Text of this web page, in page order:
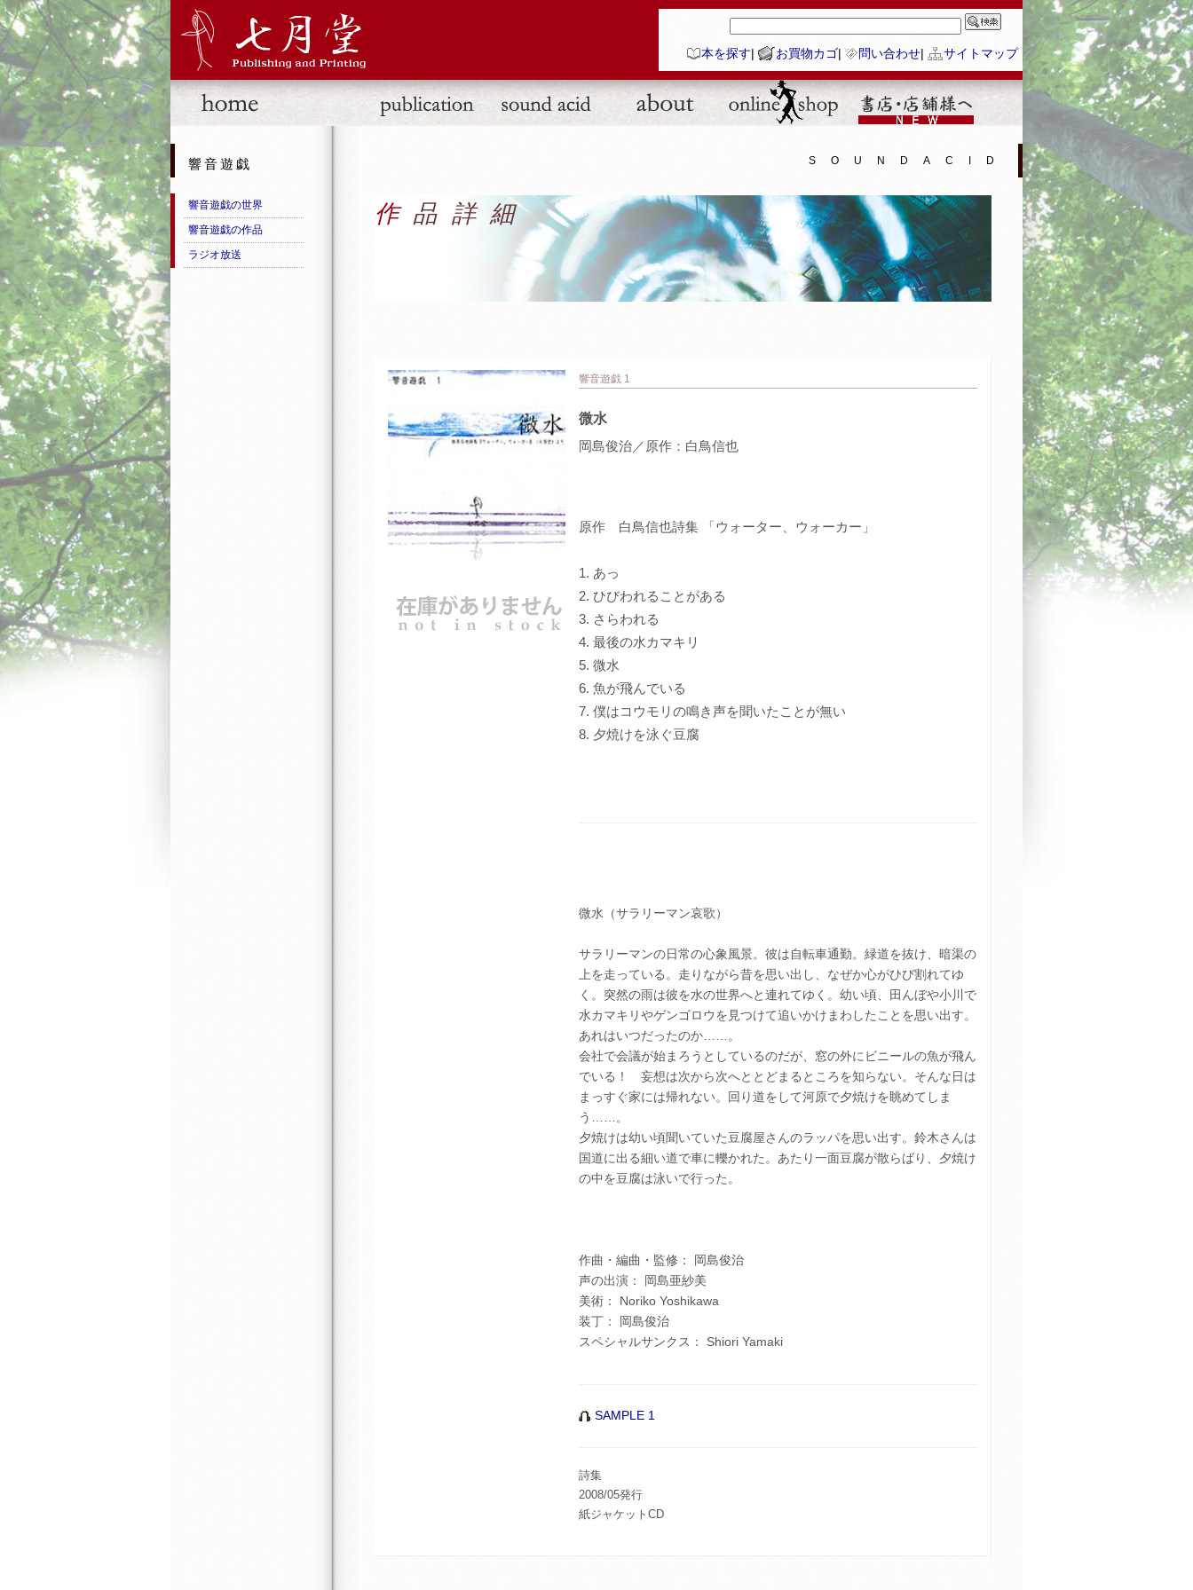
本を探す| お買物カゴ| 問い合わせ| サイトマップ
SOUNDACID
作品詳細
響音遊戯 1
微水
岡島俊治／原作：白鳥信也
原作 白鳥信也詩集 「ウォーター、ウォーカー」
1. あっ
2. ひびわれることがある
3. さらわれる
4. 最後の水カマキリ
5. 微水
6. 魚が飛んでいる
7. 僕はコウモリの鳴き声を聞いたことが無い
8. 夕焼けを泳ぐ豆腐
微水（サラリーマン哀歌）
サラリーマンの日常の心象風景。彼は自転車通勤。緑道を抜け、暗渠の
上を走っている。走りながら昔を思い出し、なぜか心がひび割れてゆ
く。突然の雨は彼を水の世界へと連れてゆく。幼い頃、田んぼや小川で
水カマキリやゲンゴロウを見つけて追いかけまわしたことを思い出す。
あれはいつだったのか……。
会社で会議が始まろうとしているのだが、窓の外にビニールの魚が飛ん
でいる！ 妄想は次から次へととどまるところを知らない。そんな日は
まっすぐ家には帰れない。回り道をして河原で夕焼けを眺めてしま
う……。
夕焼けは幼い頃聞いていた豆腐屋さんのラッパを思い出す。鈴木さんは
国道に出る細い道で車に轢かれた。あたり一面豆腐が散らばり、夕焼け
の中を豆腐は泳いで行った。
作曲・編曲・監修： 岡島俊治
声の出演： 岡島亜紗美
美術： Noriko Yoshikawa
装丁： 岡島俊治
スペシャルサンクス： Shiori Yamaki
SAMPLE 1
詩集
2008/05発行
紙ジャケットCD
響音遊戯
響音遊戯の世界
響音遊戯の作品
ラジオ放送